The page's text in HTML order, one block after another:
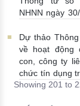
chức tín dụng
NHNN ngày 30/
nước Việt
tái cấp vốn
phiếu đặc biệt
Quản lý tài
TCTD Việt
Dự thảo
về hoạt động
con, công ty
chức tín dụng
quản lý nợ và
Showing 201 to